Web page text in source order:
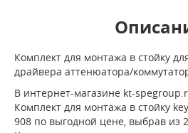
Комплект для монтажа в стойку
драйвера аттенюатора/
В интернет-магазине kt-
Комплект для монтажа в стойку
908 по выгодной цене, выбрав из